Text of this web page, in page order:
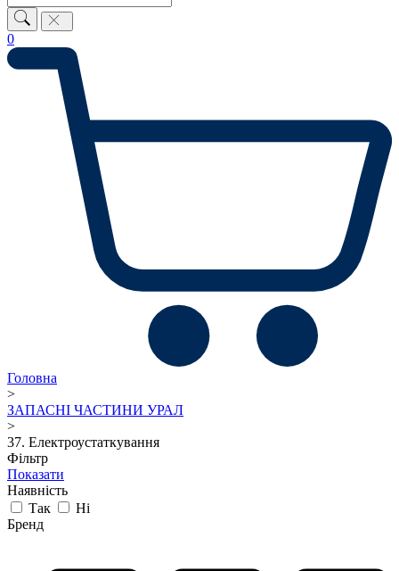
0
Головна
>
ЗАПАСНІ ЧАСТИНИ УРАЛ
>
37. Електроустаткування
Фільтр
Показати
Наявність
Так
Ні
Бренд